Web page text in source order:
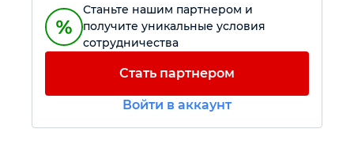
Силовое оборудование
Крепежный инструмент
Станьте нашим партнером и
получите уникальные условия
сотрудничества
Стать партнером
Войти в аккаунт